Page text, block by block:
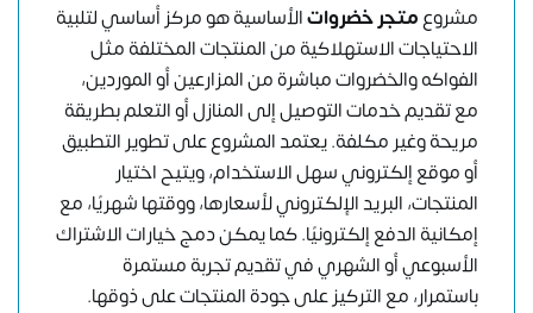
مشروعمتجر خضرواتالأساسية هو مركز أساسي لتلبية
الاحتياجات الاستهلاكية من المنتجات المختلفة مثل
الفواكه والخضروات مباشرة من المزارعين أو الموردين،
مع تقديم خدمات التوصيل إلى المنازل أو التعلم بطريقة
مريحة وغير مكلفة. يعتمد المشروع على تطوير التطبيق
أو موقع إلكتروني سهل الاستخدام، ويتيح اختيار
المنتجات، البريد الإلكتروني لأسعارها، ووقتها شهريًا، مع
إمكانية الدفع إلكترونيًا. كما يمكن دمج خيارات الاشتراك
الأسبوعي أو الشهري في تقديم تجربة مستمرة
باستمرار، مع التركيز على جودة المنتجات على ذوقها.